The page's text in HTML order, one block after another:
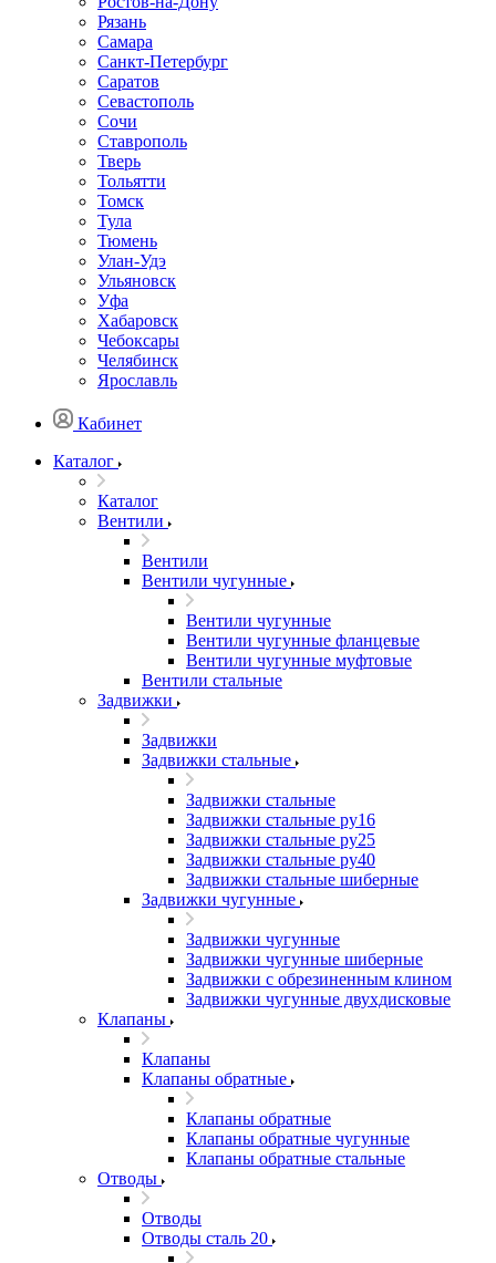
Рязань
Самара
Санкт-Петербург
Саратов
Севастополь
Сочи
Ставрополь
Тверь
Тольятти
Томск
Тула
Тюмень
Улан-Удэ
Ульяновск
Уфа
Хабаровск
Чебоксары
Челябинск
Ярославль
Кабинет
Каталог
Каталог
Вентили
Вентили
Вентили чугунные
Вентили чугунные
Вентили чугунные фланцевые
Вентили чугунные муфтовые
Вентили стальные
Задвижки
Задвижки
Задвижки стальные
Задвижки стальные
Задвижки стальные ру16
Задвижки стальные ру25
Задвижки стальные ру40
Задвижки стальные шиберные
Задвижки чугунные
Задвижки чугунные
Задвижки чугунные шиберные
Задвижки с обрезиненным клином
Задвижки чугунные двухдисковые
Клапаны
Клапаны
Клапаны обратные
Клапаны обратные
Клапаны обратные чугунные
Клапаны обратные стальные
Отводы
Отводы
Отводы сталь 20